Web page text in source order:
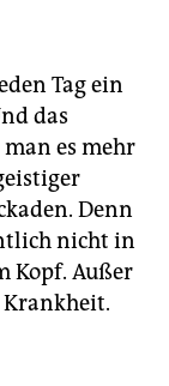
Tag ein
das
es mehr
Denn
nicht in
Kopf. Außer